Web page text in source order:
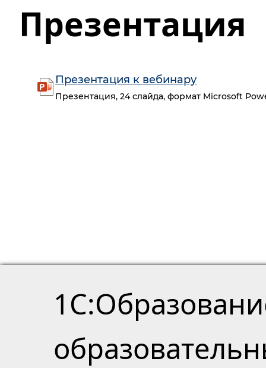
Презентация
Презентация к вебинару
Презентация, 24 слайда, формат Microsoft